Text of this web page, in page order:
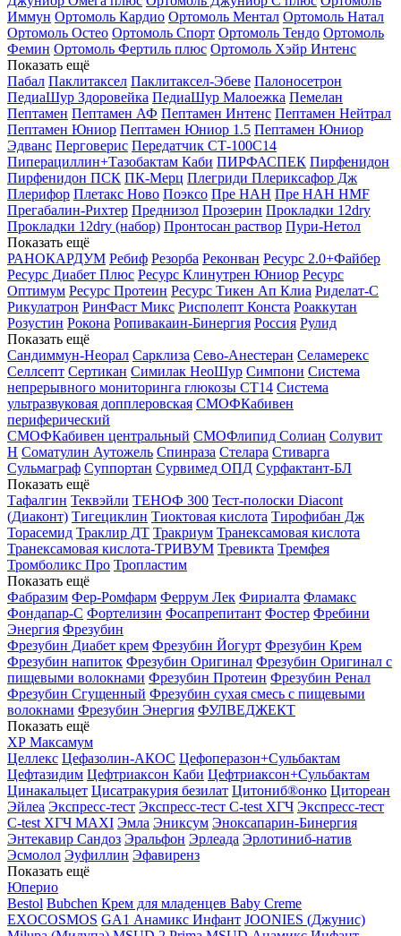
Иммун Ортомоль Кардио Ортомоль Ментал Ортомоль Натал
Ортомоль Остео Ортомоль Спорт Ортомоль Тендо Ортомоль
Фемин Ортомоль Фертиль плюс Ортомоль Хэйр Интенс
Показать ещё
Пабал Паклитаксел Паклитаксел-Эбеве Палоносетрон
ПедиаШур Здоровейка ПедиаШур Малоежка Пемелан
Пептамен Пептамен АФ Пептамен Интенс Пептамен Нейтрал
Пептамен Юниор Пептамен Юниор 1.5 Пептамен Юниор
Эдванс Перговерис Передатчик СТ-100С14
Пиперациллин+Тазобактам Каби ПИРФАСПЕК Пирфенидон
Пирфенидон ПСК ПК-Мерц Плегриди Плериксафор Дж
Плерифор Плетакс Ново Поэксо Пре НАН Пре НАН HMF
Прегабалин-Рихтер Преднизол Прозерин Прокладки 12dry
Прокладки 12dry (набор) Пронтосан раствор Пури-Нетол
Показать ещё
РАНОКАРДУМ Ребиф Резорба Реконван Ресурс 2.0+Файбер
Ресурс Диабет Плюс Ресурс Клинутрен Юниор Ресурс
Оптимум Ресурс Протеин Ресурс Тикен Ап Клиа Риделат-С
Рикулатрон РинФаст Микс Рисполепт Конста Роаккутан
Розустин Рокона Ропивакаин-Бинергия Россия Рулид
Показать ещё
Сандиммун-Неорал Сарклиза Сево-Анестеран Селамерекс
Селлсепт Сертикан Симилак НеоШур Симпони Система
непрерывного мониторинга глюкозы СТ14 Система
ультразвуковая допплеровская СМОФКабивен
периферический
СМОФКабивен центральный СМОФлипид Солиан Солувит
Н Соматулин Аутожель Спинраза Стелара Стиварга
Сульмаграф Суппортан Сурвимед ОПД Сурфактант-БЛ
Показать ещё
Тафалгин Теквэйли ТЕНОФ 300 Тест-полоски Diacont
(Диаконт) Тигециклин Тиоктовая кислота Тирофибан Дж
Торасемид Траклир ДТ Тракриум Транексамовая кислота
Транексамовая кислота-ТРИВУМ Тревикта Тремфея
Тромболикс Про Тропластим
Показать ещё
Фабразим Фер-Ромфарм Феррум Лек Фириалта Фламакс
Фондапар-С Фортелизин Фосапрепитант Фостер Фребини
Энергия Фрезубин
Фрезубин Диабет крем Фрезубин Йогурт Фрезубин Крем
Фрезубин напиток Фрезубин Оригинал Фрезубин Оригинал с
пищевыми волокнами Фрезубин Протеин Фрезубин Ренал
Фрезубин Сгущенный Фрезубин сухая смесь с пищевыми
волокнами Фрезубин Энергия ФУЛВЕДЖЕКТ
Показать ещё
ХР Максамум
Целлекс Цефазолин-АКОС Цефоперазон+Сульбактам
Цефтазидим Цефтриаксон Каби Цефтриаксон+Сульбактам
Цинакальцет Цисатракурия безилат Цитониб®онко Цитореан
Эйлеа Экспресс-тест Экспресс-тест C-test ХГЧ Экспресс-тест
C-test ХГЧ MAXI Эмла Эниксум Эноксапарин-Бинергия
Энтекавир Сандоз Эральфон Эрлеада Эрлотиниб-натив
Эсмолол Эуфиллин Эфавиренз
Показать ещё
Юперио
Bestol Bubchen Крем для младенцев Baby Creme
EXOCOSMOS GA1 Анамикс Инфант JOONIES (Джунис)